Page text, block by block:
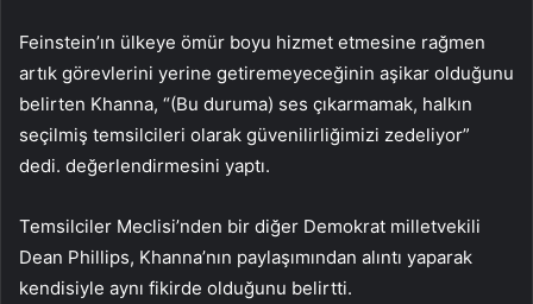
Feinstein’ın ülkeye ömür boyu hizmet etmesine rağmen
artık görevlerini yerine getiremeyeceğinin aşikar olduğunu
belirten Khanna, “(Bu duruma) ses çıkarmamak, halkın
seçilmiş temsilcileri olarak güvenilirliğimizi zedeliyor”
dedi. değerlendirmesini yaptı.
Temsilciler Meclisi’nden bir diğer Demokrat milletvekili
Dean Phillips, Khanna’nın paylaşımından alıntı yaparak
kendisiyle aynı fikirde olduğunu belirtti.